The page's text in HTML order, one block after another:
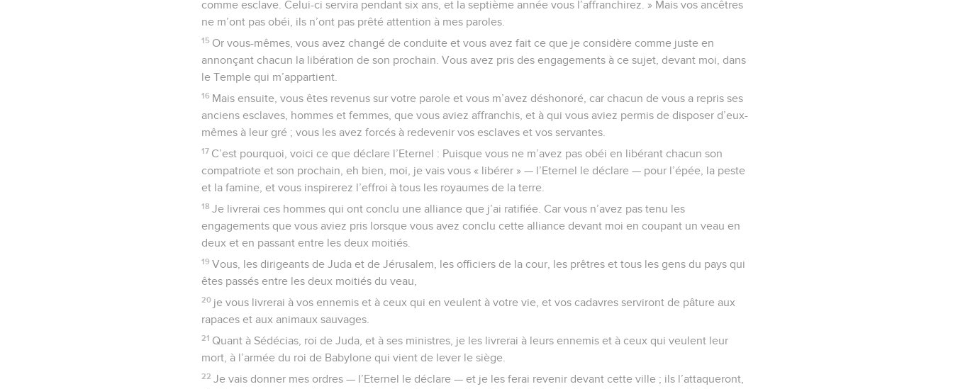
comme esclave. Celui-ci servira pendant six ans, et la septième année vous l’affranchirez. » Mais vos ancêtres
ne m’ont pas obéi, ils n’ont pas prêté attention à mes paroles.
15 Or vous-mêmes, vous avez changé de conduite et vous avez fait ce que je considère comme juste en
annonçant chacun la libération de son prochain. Vous avez pris des engagements à ce sujet, devant moi, dans
le Temple qui m’appartient.
16 Mais ensuite, vous êtes revenus sur votre parole et vous m’avez déshonoré, car chacun de vous a repris ses
anciens esclaves, hommes et femmes, que vous aviez affranchis, et à qui vous aviez permis de disposer d’eux-
mêmes à leur gré ; vous les avez forcés à redevenir vos esclaves et vos servantes.
17 C’est pourquoi, voici ce que déclare l’Eternel : Puisque vous ne m’avez pas obéi en libérant chacun son
compatriote et son prochain, eh bien, moi, je vais vous « libérer » — l’Eternel le déclare — pour l’épée, la peste
et la famine, et vous inspirerez l’effroi à tous les royaumes de la terre.
18 Je livrerai ces hommes qui ont conclu une alliance que j’ai ratifiée. Car vous n’avez pas tenu les
engagements que vous aviez pris lorsque vous avez conclu cette alliance devant moi en coupant un veau en
deux et en passant entre les deux moitiés.
19 Vous, les dirigeants de Juda et de Jérusalem, les officiers de la cour, les prêtres et tous les gens du pays qui
êtes passés entre les deux moitiés du veau,
20 je vous livrerai à vos ennemis et à ceux qui en veulent à votre vie, et vos cadavres serviront de pâture aux
rapaces et aux animaux sauvages.
21 Quant à Sédécias, roi de Juda, et à ses ministres, je les livrerai à leurs ennemis et à ceux qui veulent leur
mort, à l’armée du roi de Babylone qui vient de lever le siège.
22 Je vais donner mes ordres — l’Eternel le déclare — et je les ferai revenir devant cette ville ; ils l’attaqueront,